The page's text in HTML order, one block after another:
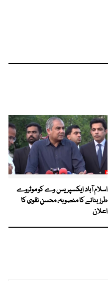
اسلام آباد ایکسپریس وے کو موٹروے
طرز بنانے کا منصوبہ، محسن نقوی کا
اعلان